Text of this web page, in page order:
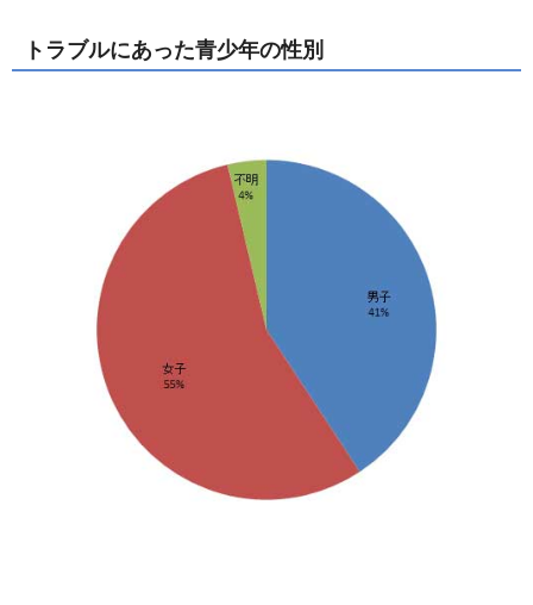
トラブルにあった青少年の性別